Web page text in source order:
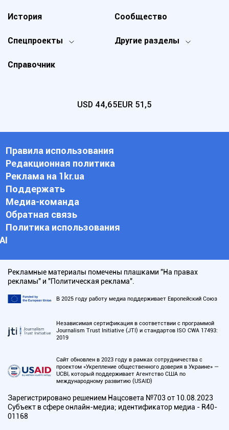
Спецпроекты Другие разделы
История
Справочник
Сообщество
USD 44,65EUR 51,5
Правила использования
Редакционная политика
Реклама на 1kr.ua
Поддержать
Медиа-команда
Обратная связь
Политика использования
АI
Рекламные материалы помечены плашками "На правах
рекламы" и "Политическая реклама".
В 2025 году работу медиа поддерживает Европейский Союз
Независимая сертификация в соответствии с программой
Journalism Trust Initiative (JTI) и стандартов ISO CWA 17493:
2019
Сайт обновлен в 2023 году в рамках сотрудничества с
проектом «Укрепление общественного доверия в Украине» —
UCBI, который поддерживает Агентство США по
международному развитию (USAID)
Зарегистрировано решением Нацсовета №703 от 10.08.2023
Субъект в сфере онлайн-медиа; идентификатор медиа - R40-
01168